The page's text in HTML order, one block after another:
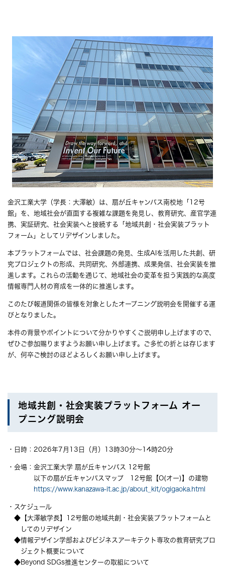
金沢工業大学（学長：大澤敏）は、扇が丘キャンパス南校地「12号
館」を、地域社会が直面する複雑な課題を発見し、教育研究、産官学連
携、実証研究、社会実装へと接続する「地域共創・社会実装プラット
フォーム」としてリデザインしました。
本プラットフォームでは、社会課題の発見、生成AIを活用した共創、研
究プロジェクトの形成、共同研究、外部連携、成果発信、社会実装を推
進します。これらの活動を通じて、地域社会の変革を担う実践的な高度
情報専門人材の育成を一体的に推進します。
このたび報道関係の皆様を対象としたオープニング説明会を開催する運
びとなりました。
本件の背景やポイントについて分かりやすくご説明申し上げますので、
ぜひご参加賜りますようお願い申し上げます。ご多忙の折とは存じます
が、何卒ご検討のほどよろしくお願い申し上げます。
地域共創・社会実装プラットフォーム オー
プニング説明会
・日時：2026年7月13日（月）13時30分～14時20分
・会場：金沢工業大学 扇が丘キャンパス 12号館
以下の扇が丘キャンパスマップ 12号館【O(オー)】の建物
https://www.kanazawa-it.ac.jp/about_kit/ogigaoka.html
・スケジュール
◆【大澤敏学長】12号館の地域共創・社会実装プラットフォームと
してのリデザイン
◆情報デザイン学部およびビジネスアーキテクト専攻の教育研究プロ
ジェクト概要について
◆Beyond SDGs推進センターの取組について